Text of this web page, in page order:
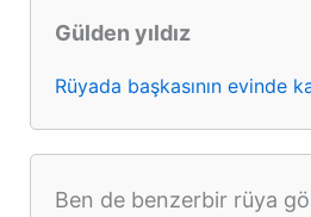
Gülden yıldız
Rüyada başkasının evinde
Ben de benzerbir rüya